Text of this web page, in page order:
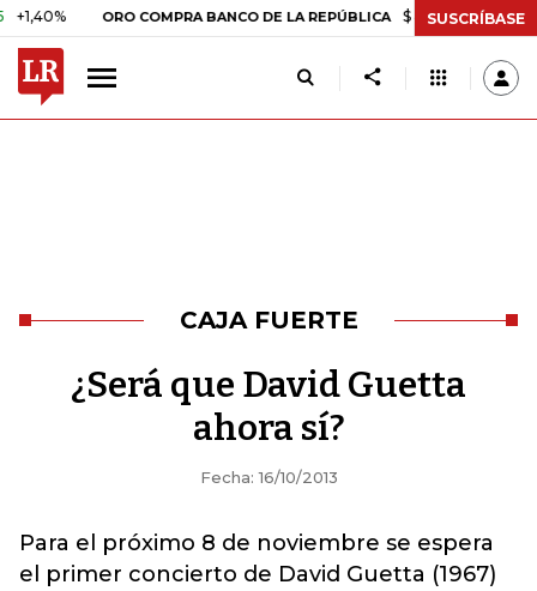
ORO COMPRA BANCO DE LA REPÚBLICA $ 408.498,97 +$
SUSCRÍBASE
CAJA FUERTE
¿Será que David Guetta
ahora sí?
Fecha: 16/10/2013
Para el próximo 8 de noviembre se espera
el primer concierto de David Guetta (1967)